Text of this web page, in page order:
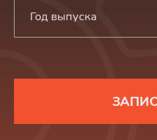
Год выпуска